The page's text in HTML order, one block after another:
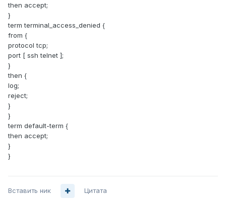
then accept;
}
term terminal_access_denied {
from {
protocol tcp;
port [ ssh telnet ];
}
then {
log;
reject;
}
}
term default-term {
then accept;
}
}
Вставить ник Цитата